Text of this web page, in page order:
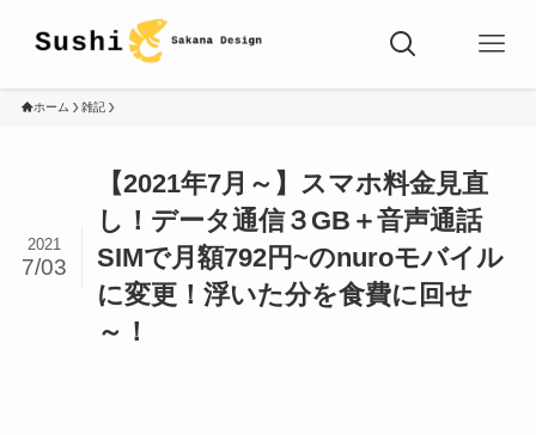
ホーム 雑記
【2021年7月～】スマホ料金見直
し！データ通信３GB＋音声通話
SIMで月額792円~のnuroモバイル
に変更！浮いた分を食費に回せ
～！
2021
7/03